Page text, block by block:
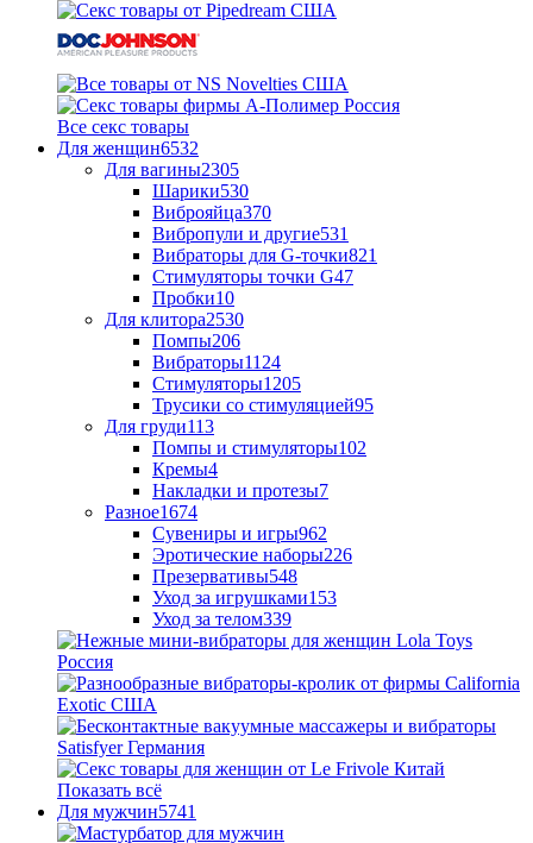
Все секс товары
Для женщин6532
Для вагины2305
Шарики530
Виброяйца370
Вибропули и другие531
Вибраторы для G-точки821
Стимуляторы точки G47
Пробки10
Для клитора2530
Помпы206
Вибраторы1124
Стимуляторы1205
Трусики со стимуляцией95
Для груди113
Помпы и стимуляторы102
Кремы4
Накладки и протезы7
Разное1674
Сувениры и игры962
Эротические наборы226
Презервативы548
Уход за игрушками153
Уход за телом339
Показать всё
Для мужчин5741